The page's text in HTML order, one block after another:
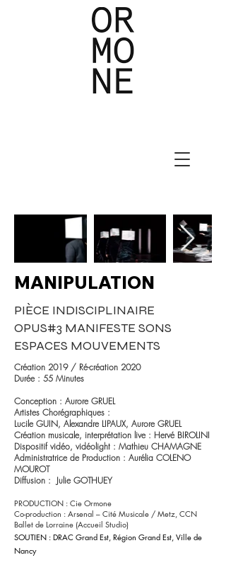
MANIPULATION
PIÈCE INDISCIPLINAIRE
OPUS#3 MANIFESTE SONS
ESPACES MOUVEMENTS
Création 2019 / Ré-création 2020
Durée : 55 Minutes
Conception : Aurore GRUEL
Artistes Chorégraphiques :
Lucile GUIN, Alexandre LIPAUX, Aurore GRUEL
Création musicale, interprétation live : Hervé BIROLINI
Dispositif vidéo, vidéolight : Mathieu CHAMAGNE
Administratrice de Production : Aurélia COLENO
MOUROT
Diffusion : Julie GOTHUEY
PRODUCTION : Cie Ormone
Co-production : Arsenal – Cité Musicale / Metz, CCN
Ballet de Lorraine (Accueil Studio)
SOUTIEN : DRAC Grand Est, Région Grand Est, Ville de
Nancy